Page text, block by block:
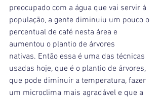
preocupado com a água que vai servir à
população, a gente diminuiu um pouco o
percentual de café nesta área e
aumentou o plantio de árvores
nativas. Então essa é uma das técnicas
usadas hoje, que é o plantio de árvores,
que pode diminuir a temperatura, fazer
um microclima mais agradável e que a